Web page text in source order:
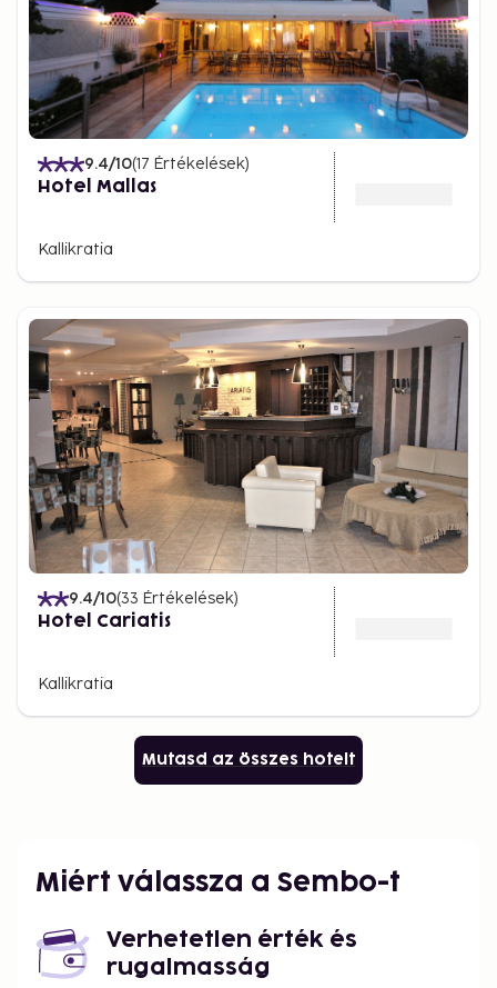
9.4/10(17 Értékelések)
Hotel Mallas
Kallikratia
9.4/10(33 Értékelések)
Hotel Cariatis
Kallikratia
Mutasd az összes hotelt
Miért válassza a Sembo-t
Verhetetlen érték és
rugalmasság